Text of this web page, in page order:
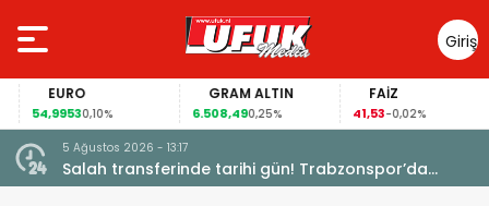
Giriş
Yap
EURO
54,99530,10%
GRAM ALTIN
6.508,490,25%
FAİZ
41,53-0,02%
5 Ağustos 2026 - 13:17
Salah transferinde tarihi gün! Trabzonspor’da
büyük heyecan